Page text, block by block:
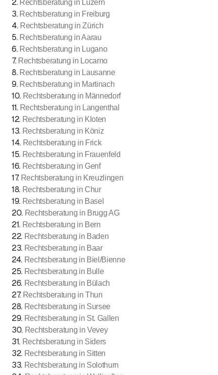
2. Rechtsberatung in Luzern
3. Rechtsberatung in Freiburg
4. Rechtsberatung in Zürich
5. Rechtsberatung in Aarau
6. Rechtsberatung in Lugano
7. Rechtsberatung in Locarno
8. Rechtsberatung in Lausanne
9. Rechtsberatung in Martinach
10. Rechtsberatung in Männedorf
11. Rechtsberatung in Langenthal
12. Rechtsberatung in Kloten
13. Rechtsberatung in Köniz
14. Rechtsberatung in Frick
15. Rechtsberatung in Frauenfeld
16. Rechtsberatung in Genf
17. Rechtsberatung in Kreuzlingen
18. Rechtsberatung in Chur
19. Rechtsberatung in Basel
20. Rechtsberatung in Brugg AG
21. Rechtsberatung in Bern
22. Rechtsberatung in Baden
23. Rechtsberatung in Baar
24. Rechtsberatung in Biel/Bienne
25. Rechtsberatung in Bulle
26. Rechtsberatung in Bülach
27. Rechtsberatung in Thun
28. Rechtsberatung in Sursee
29. Rechtsberatung in St. Gallen
30. Rechtsberatung in Vevey
31. Rechtsberatung in Siders
32. Rechtsberatung in Sitten
33. Rechtsberatung in Solothurn